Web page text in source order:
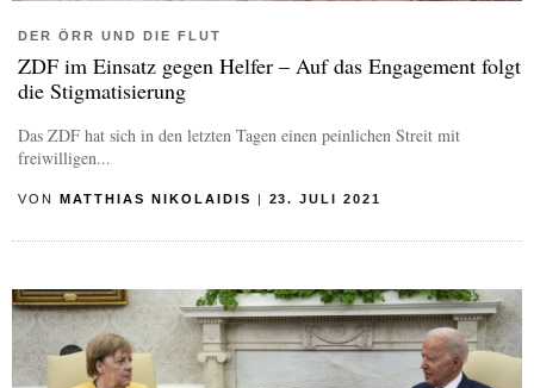
DER ÖRR UND DIE FLUT
ZDF im Einsatz gegen Helfer – Auf das Engagement folgt
die Stigmatisierung
Das ZDF hat sich in den letzten Tagen einen peinlichen Streit mit
freiwilligen...
VON MATTHIAS NIKOLAIDIS | 23. JULI 2021